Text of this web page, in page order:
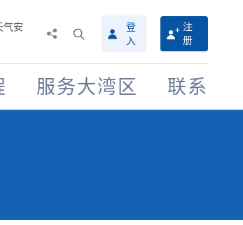
气安
搜
寻
介
面
登
入
注
册
服务大湾区 联系